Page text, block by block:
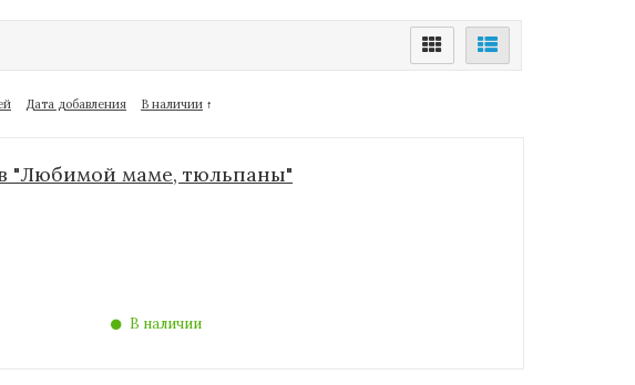
Дата добавления В наличии ↑
"Любимой маме, тюльпаны"
В наличии